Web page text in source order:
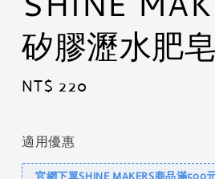
矽膠瀝水肥
Regular
NT$ 220
適用優惠
官網下單SHINE MAKERS商品滿500